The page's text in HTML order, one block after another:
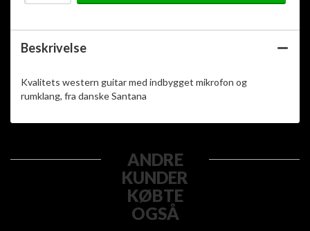
Beskrivelse
Kvalitets western guitar med indbygget mikrofon og
rumklang, fra danske Santana
ANDRE
KUNDER
KØBTE
OGSÅ